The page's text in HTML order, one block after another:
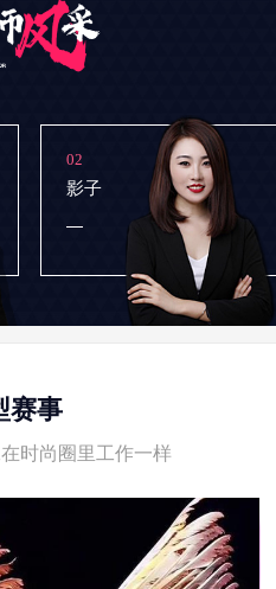
02
影子
赛事
时尚圈里工作一样